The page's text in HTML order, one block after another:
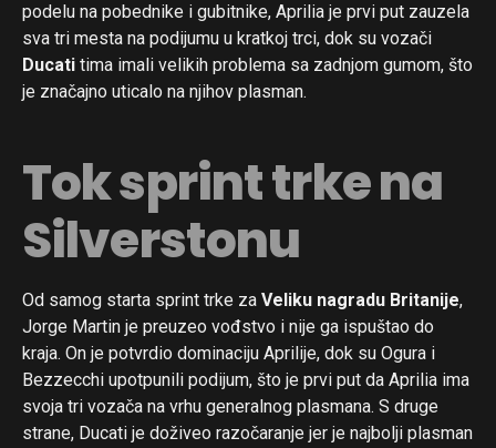
podelu na pobednike i gubitnike, Aprilia je prvi put zauzela
sva tri mesta na podijumu u kratkoj trci, dok su vozači
Ducati tima imali velikih problema sa zadnjom gumom, što
je značajno uticalo na njihov plasman.
Tok sprint trke na
Silverstonu
Od samog starta sprint trke za Veliku nagradu Britanije,
Jorge Martin je preuzeo vođstvo i nije ga ispuštao do
kraja. On je potvrdio dominaciju Aprilije, dok su Ogura i
Bezzecchi upotpunili podijum, što je prvi put da Aprilia ima
svoja tri vozača na vrhu generalnog plasmana. S druge
strane, Ducati je doživeo razočaranje jer je najbolji plasman